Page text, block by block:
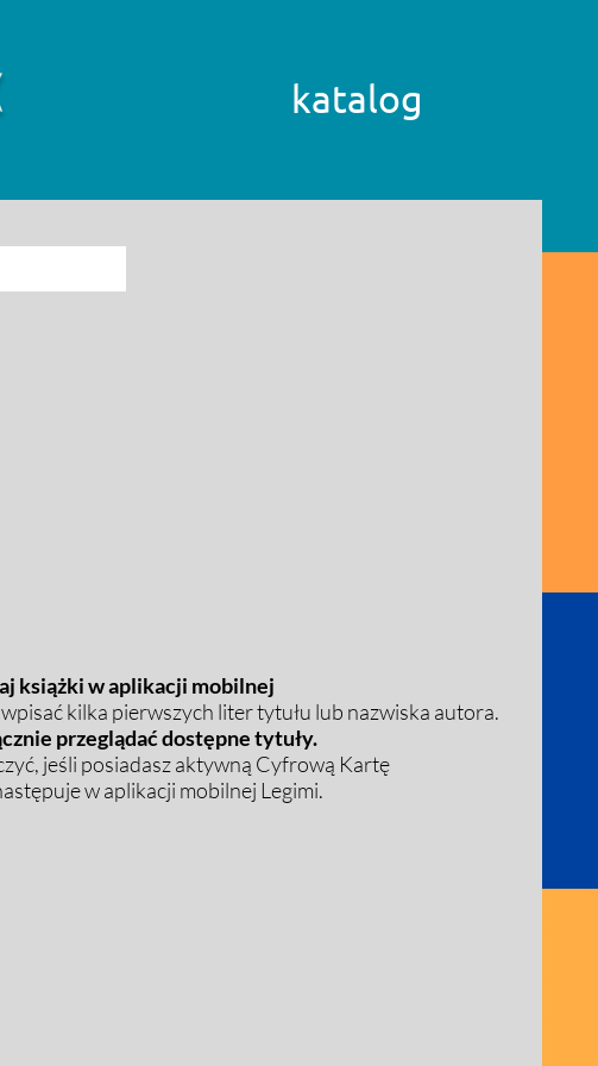
katalog
książki w aplikacji mobilnej
kilka pierwszych liter tytułu lub nazwiska autora.
przeglądać dostępne tytuły.
jeśli posiadasz aktywną Cyfrową Kartę
w aplikacji mobilnej Legimi.